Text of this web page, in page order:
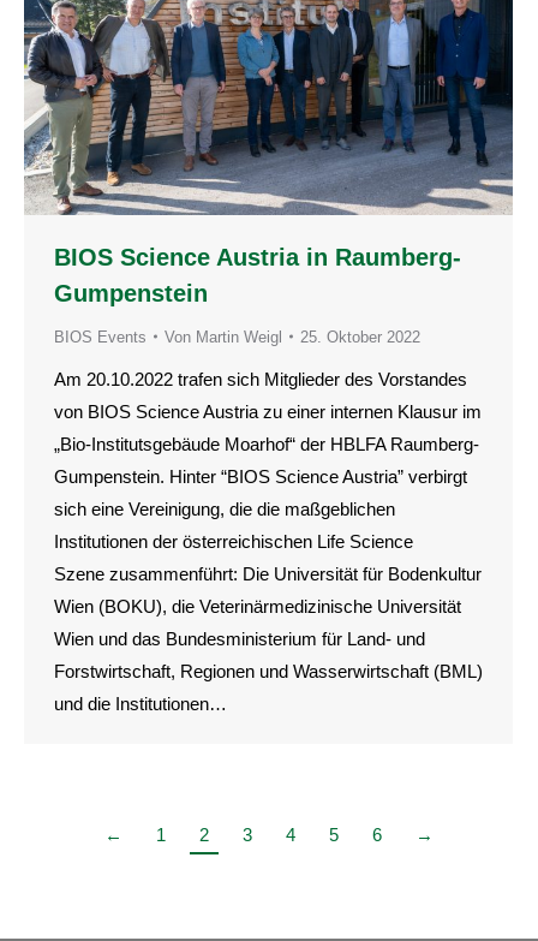
BIOS Science Austria in Raumberg-
Gumpenstein
BIOS Events Von Martin Weigl 25. Oktober 2022
Am 20.10.2022 trafen sich Mitglieder des Vorstandes
von BIOS Science Austria zu einer internen Klausur im
„Bio-Institutsgebäude Moarhof“ der HBLFA Raumberg-
Gumpenstein. Hinter “BIOS Science Austria” verbirgt
sich eine Vereinigung, die die maßgeblichen
Institutionen der österreichischen Life Science
Szene zusammenführt: Die Universität für Bodenkultur
Wien (BOKU), die Veterinärmedizinische Universität
Wien und das Bundesministerium für Land- und
Forstwirtschaft, Regionen und Wasserwirtschaft (BML)
und die Institutionen…
← 1 2 3 4 5 6 →